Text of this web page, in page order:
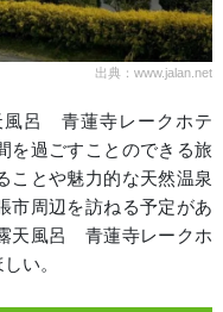
出典：www.jalan.net
呂 青蓮寺レークホテ
を過ごすことのできる旅
ことや魅力的な天然温泉
市周辺を訪ねる予定があ
天風呂 青蓮寺レークホ
い。